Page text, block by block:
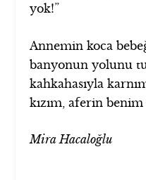
yok!”
Annemin koca
banyonun yolunu
kahkahasıyla
kızım, aferin benim
Mira Hacaloğlu